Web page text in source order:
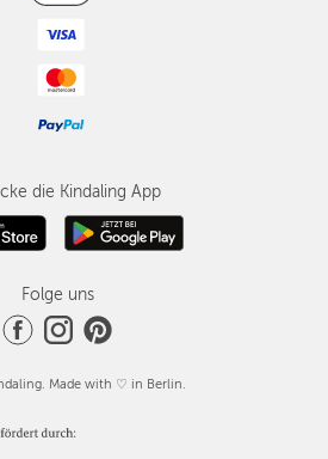
die Kindaling App
Folge uns
Made with ♡ in Berlin.